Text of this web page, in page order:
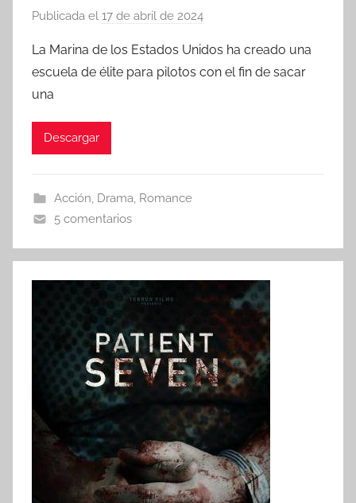
Publicada el 17 de abril de 2024
r
La Marina de los Estados Unidos ha creado una
escuela de élite para pilotos con el fin de sacar
una
Descargar
Acción, Drama, Romance
5 comentarios